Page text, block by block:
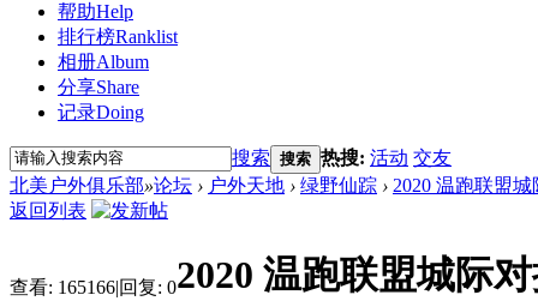
帮助Help
排行榜Ranklist
相册Album
分享Share
记录Doing
搜索 搜索 热搜: 活动 交友
北美户外俱乐部»论坛 › 户外天地 › 绿野仙踪 › 2020 温跑联盟
返回列表
查看: 165166|回复: 02020 温跑联盟城际